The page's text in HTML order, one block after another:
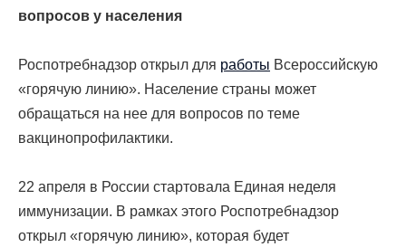
вопросов у населения
Роспотребнадзор открыл для работы Всероссийскую
«горячую линию». Население страны может
обращаться на нее для вопросов по теме
вакцинопрофилактики.
22 апреля в России стартовала Единая неделя
иммунизации. В рамках этого Роспотребнадзор
открыл «горячую линию», которая будет